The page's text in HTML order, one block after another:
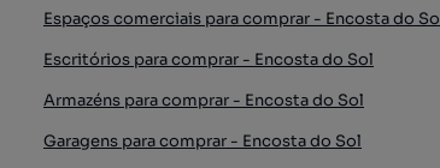
Espaços comerciais para comprar - Encosta do
Escritórios para comprar - Encosta do Sol
Armazéns para comprar - Encosta do Sol
Garagens para comprar - Encosta do Sol